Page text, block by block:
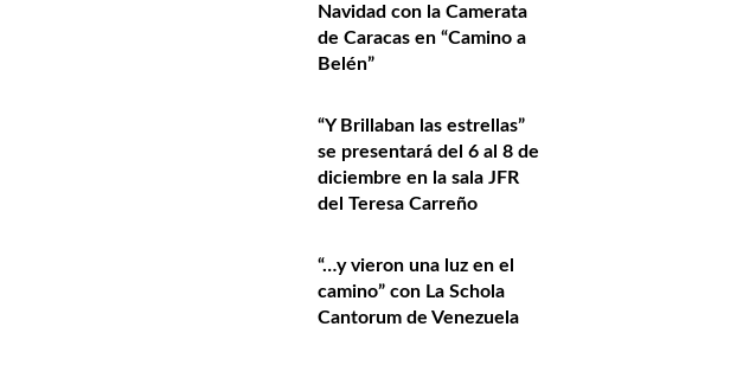
Navidad con la Camerata
de Caracas en “Camino a
Belén”
“Y Brillaban las estrellas”
se presentará del 6 al 8 de
diciembre en la sala JFR
del Teresa Carreño
“…y vieron una luz en el
camino” con La Schola
Cantorum de Venezuela